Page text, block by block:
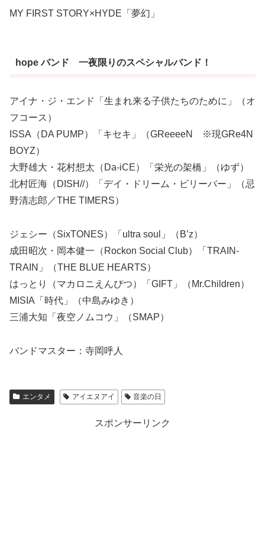
MY FIRST STORY×HYDE「夢幻」
hope バンド 一夜限りのスペシャルバンド！
アイナ・ジ・エンド「生まれ来る子供たちのために」（オ
フコース）
ISSA（DA PUMP）「キセキ」（GReeeeN ※現GRe4N
BOYZ）
大野雄大・花村想太（Da-iCE）「栄光の架橋」（ゆず）
北村匠海（DISH//）「デイ・ドリーム・ビリーバー」（忌
野清志郎／THE TIMERS）
ジェシー（SixTONES）「ultra soul」（B’z）
成田昭次・岡本健一（Rockon Social Club）「TRAIN-
TRAIN」（THE BLUE HEARTS）
はっとり（マカロニえんぴつ）「GIFT」（Mr.Children）
MISIA「時代」（中島みゆき）
三浦大知「夜空ノムコウ」（SMAP）
バンドマスター：寺岡呼人
エンタメ アイエヌアイ 音楽の日
スポンサーリンク